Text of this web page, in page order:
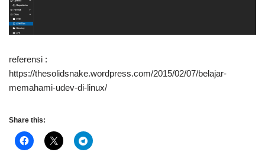
referensi :
https://thesolidsnake.wordpress.com/2015/02/07/belajar-
memahami-udev-di-linux/
Share this: